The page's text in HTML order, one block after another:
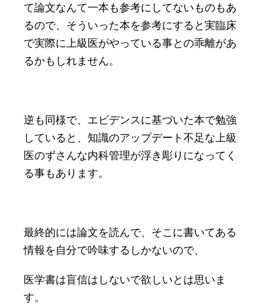
て論文なんて一本も参考にしてないものもあ
るので、そういった本を参考にすると実臨床
で実際に上級医がやっている事との乖離があ
るかもしれません。
逆も同様で、エビデンスに基づいた本で勉強
していると、知識のアップデート不足な上級
医のずさんな内科管理が浮き彫りになってく
る事もあります。
最終的には論文を読んで、そこに書いてある
情報を自分で吟味するしかないので、
医学書は盲信はしないで欲しいとは思いま
す。